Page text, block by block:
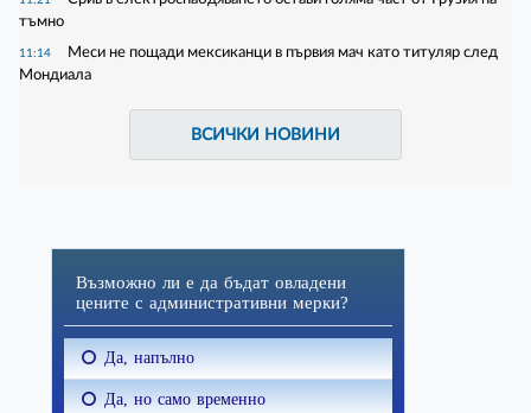
тъмно
11:14
Меси не пощади мексиканци в първия мач като титуляр след
Мондиала
ВСИЧКИ НОВИНИ